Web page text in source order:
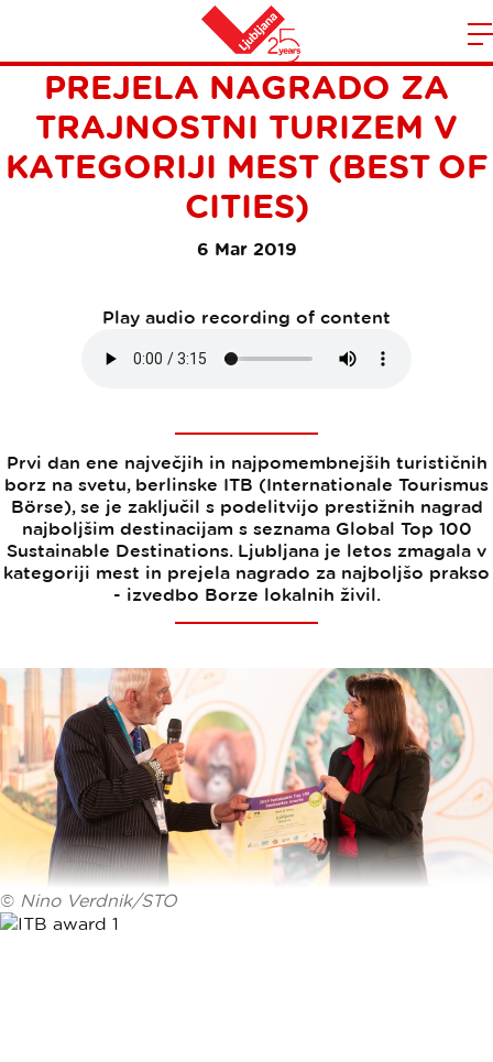
Home
NA ITB BERLIN LJUBLJANA
PREJELA NAGRADO ZA
TRAJNOSTNI TURIZEM V
KATEGORIJI MEST (BEST OF
CITIES)
6 Mar 2019
Play audio recording of content
Prvi dan ene največjih in najpomembnejših turističnih
borz na svetu, berlinske ITB (Internationale Tourismus
Börse), se je zaključil s podelitvijo prestižnih nagrad
najboljšim destinacijam s seznama Global Top 100
Sustainable Destinations. Ljubljana je letos zmagala v
kategoriji mest in prejela nagrado za najboljšo prakso
- izvedbo Borze lokalnih živil.
© Nino Verdnik/STO